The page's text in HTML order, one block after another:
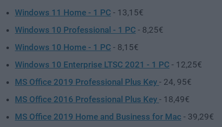
Windows 11 Home - 1 PC - 13,15€
Windows 10 Professional - 1 PC - 8,25€
Windows 10 Home - 1 PC - 8,15€
Windows 10 Enterprise LTSC 2021 - 1 PC - 12,25€
MS Office 2019 Professional Plus Key - 24, 95€
MS Office 2016 Professional Plus Key - 18,49€
MS Office 2019 Home and Business for Mac - 39,29€